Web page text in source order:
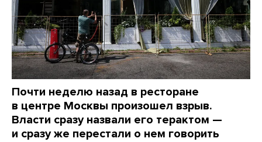
Почти неделю назад в ресторане
в центре Москвы произошел взрыв.
Власти сразу назвали его терактом —
и сразу же перестали о нем говорить